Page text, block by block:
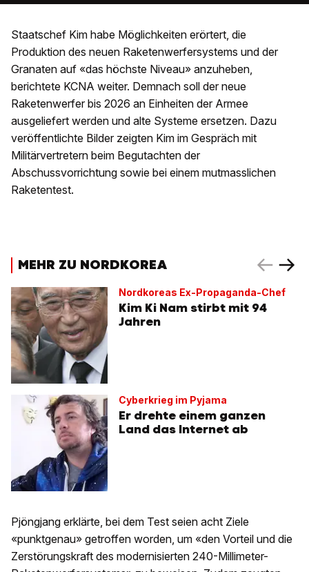
Staatschef Kim habe Möglichkeiten erörtert, die
Produktion des neuen Raketenwerfersystems und der
Granaten auf «das höchste Niveau» anzuheben,
berichtete KCNA weiter. Demnach soll der neue
Raketenwerfer bis 2026 an Einheiten der Armee
ausgeliefert werden und alte Systeme ersetzen. Dazu
veröffentlichte Bilder zeigten Kim im Gespräch mit
Militärvertretern beim Begutachten der
Abschussvorrichtung sowie bei einem mutmasslichen
Raketentest.
MEHR ZU NORDKOREA
Nordkoreas Ex-Propaganda-Chef
Kim Ki Nam stirbt mit 94
Jahren
Cyberkrieg im Pyjama
Er drehte einem ganzen
Land das Internet ab
Pjöngjang erklärte, bei dem Test seien acht Ziele
«punktgenau» getroffen worden, um «den Vorteil und die
Zerstörungskraft des modernisierten 240-Millimeter-